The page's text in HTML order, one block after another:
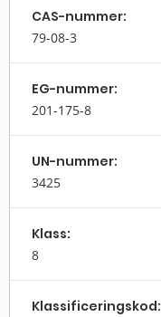
CAS-nummer:
79-08-3
EG-nummer:
201-175-8
UN-nummer:
3425
Klass:
8
Klassifi­cerings­kod: